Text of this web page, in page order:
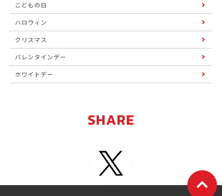
こどもの日
ハロウィン
クリスマス
バレンタインデー
ホワイトデー
SHARE